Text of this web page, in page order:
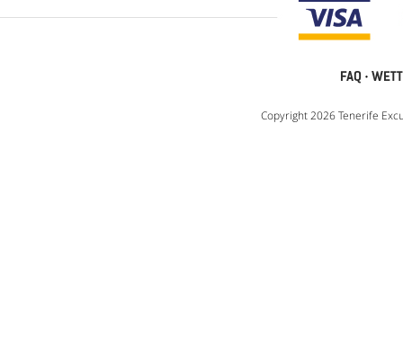
FAQ ·
Copyright 2026 Tenerife